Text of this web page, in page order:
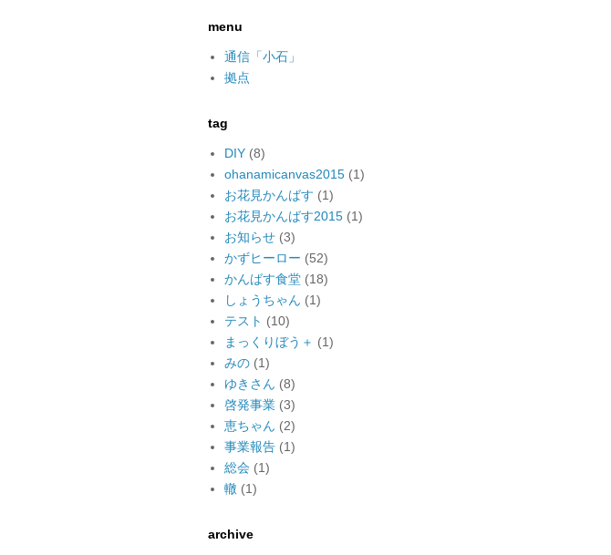
menu
通信「小石」
拠点
tag
DIY (8)
ohanamicanvas2015 (1)
お花見かんばす (1)
お花見かんばす2015 (1)
お知らせ (3)
かずヒーロー (52)
かんばす食堂 (18)
しょうちゃん (1)
テスト (10)
まっくりぼう＋ (1)
みの (1)
ゆきさん (8)
啓発事業 (3)
恵ちゃん (2)
事業報告 (1)
総会 (1)
轍 (1)
archive